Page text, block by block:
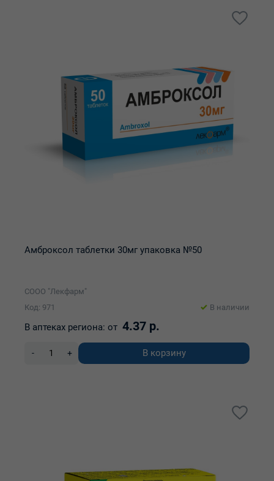
Амброксол таблетки 30мг упаковка №50
СООО "Лекфарм"
Код: 971
В наличии
В аптеках региона: от 4.37 р.
- + В корзину